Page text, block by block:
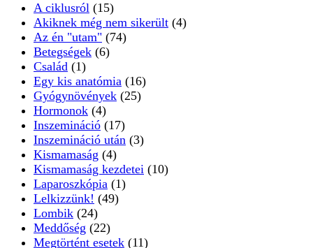
A ciklusról (15)
Akiknek még nem sikerült (4)
Az én "utam" (74)
Betegségek (6)
Család (1)
Egy kis anatómia (16)
Gyógynövények (25)
Hormonok (4)
Inszemináció (17)
Inszemináció után (3)
Kismamaság (4)
Kismamaság kezdetei (10)
Laparoszkópia (1)
Lelkizzünk! (49)
Lombik (24)
Meddőség (22)
Megtörtént esetek (11)